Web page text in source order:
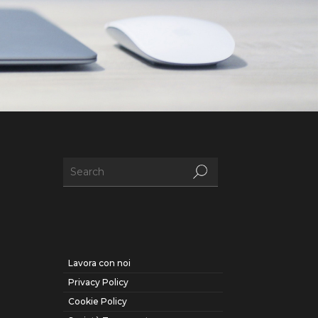
Lavora con noi
Privacy Policy
Cookie Policy